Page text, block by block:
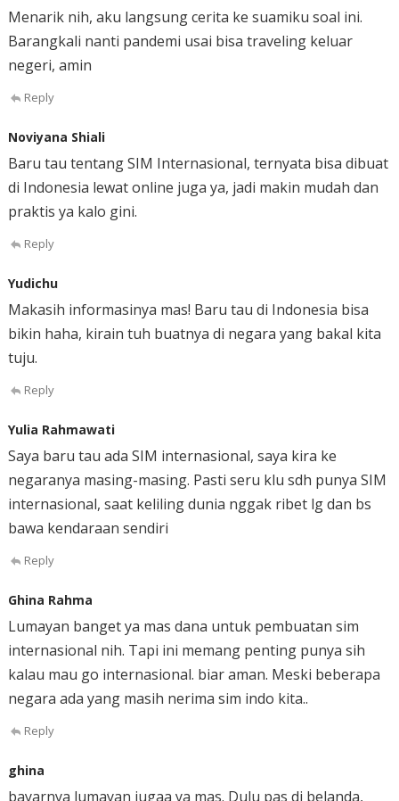
Menarik nih, aku langsung cerita ke suamiku soal ini.
Barangkali nanti pandemi usai bisa traveling keluar
negeri, amin
Reply
Noviyana Shiali
Baru tau tentang SIM Internasional, ternyata bisa dibuat
di Indonesia lewat online juga ya, jadi makin mudah dan
praktis ya kalo gini.
Reply
Yudichu
Makasih informasinya mas! Baru tau di Indonesia bisa
bikin haha, kirain tuh buatnya di negara yang bakal kita
tuju.
Reply
Yulia Rahmawati
Saya baru tau ada SIM internasional, saya kira ke
negaranya masing-masing. Pasti seru klu sdh punya SIM
internasional, saat keliling dunia nggak ribet lg dan bs
bawa kendaraan sendiri
Reply
Ghina Rahma
Lumayan banget ya mas dana untuk pembuatan sim
internasional nih. Tapi ini memang penting punya sih
kalau mau go internasional. biar aman. Meski beberapa
negara ada yang masih nerima sim indo kita..
Reply
ghina
bayarnya lumayan jugaa ya mas. Dulu pas di belanda,